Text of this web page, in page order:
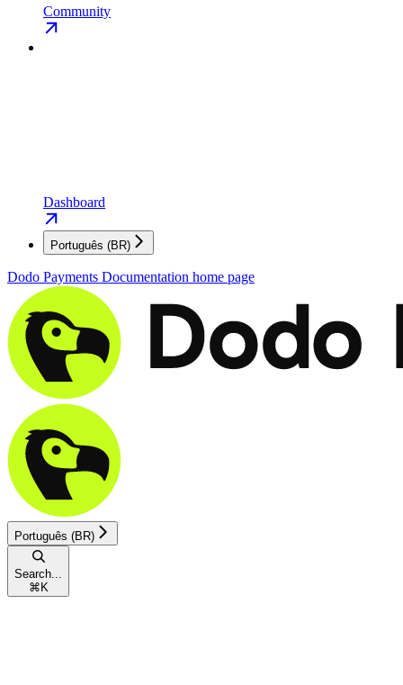
Community
Dashboard
Português (BR)
Dodo Payments Documentation home page
Português (BR)
Search...
⌘ K